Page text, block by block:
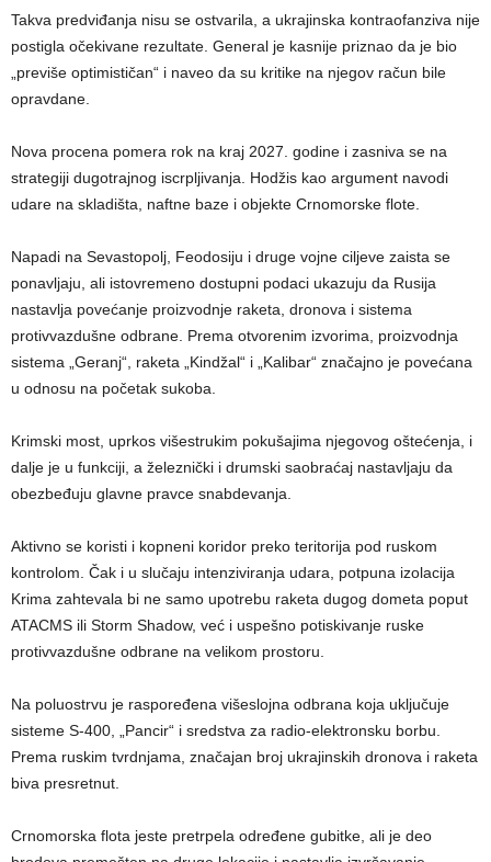
Takva predviđanja nisu se ostvarila, a ukrajinska kontraofanziva nije
postigla očekivane rezultate. General je kasnije priznao da je bio
„previše optimističan“ i naveo da su kritike na njegov račun bile
opravdane.
Nova procena pomera rok na kraj 2027. godine i zasniva se na
strategiji dugotrajnog iscrpljivanja. Hodžis kao argument navodi
udare na skladišta, naftne baze i objekte Crnomorske flote.
Napadi na Sevastopolj, Feodosiju i druge vojne ciljeve zaista se
ponavljaju, ali istovremeno dostupni podaci ukazuju da Rusija
nastavlja povećanje proizvodnje raketa, dronova i sistema
protivvazdušne odbrane. Prema otvorenim izvorima, proizvodnja
sistema „Geranj“, raketa „Kindžal“ i „Kalibar“ značajno je povećana
u odnosu na početak sukoba.
Krimski most, uprkos višestrukim pokušajima njegovog oštećenja, i
dalje je u funkciji, a železnički i drumski saobraćaj nastavljaju da
obezbeđuju glavne pravce snabdevanja.
Aktivno se koristi i kopneni koridor preko teritorija pod ruskom
kontrolom. Čak i u slučaju intenziviranja udara, potpuna izolacija
Krima zahtevala bi ne samo upotrebu raketa dugog dometa poput
ATACMS ili Storm Shadow, već i uspešno potiskivanje ruske
protivvazdušne odbrane na velikom prostoru.
Na poluostrvu je raspoređena višeslojna odbrana koja uključuje
sisteme S-400, „Pancir“ i sredstva za radio-elektronsku borbu.
Prema ruskim tvrdnjama, značajan broj ukrajinskih dronova i raketa
biva presretnut.
Crnomorska flota jeste pretrpela određene gubitke, ali je deo